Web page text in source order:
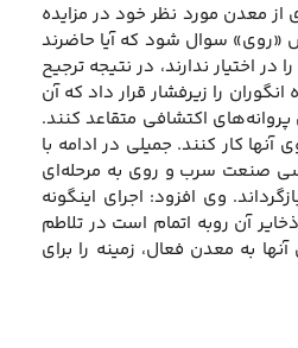
از معدن مورد نظر خود در مزایده
«روی» سوال شود که آیا حاضرند
اختیار ندارند، در نتیجه ترجیح
را زیرفشار قرار داد که آن
اکتشافی متقاعد کنند.
کار کنند. جمیلی در ادامه با
صنعت سرب و روی به مرحله‌ای
وی افزود: اجرای اینگونه
آن روبه اتمام است در تلاطم
به معدن فعال، زمینه را برای